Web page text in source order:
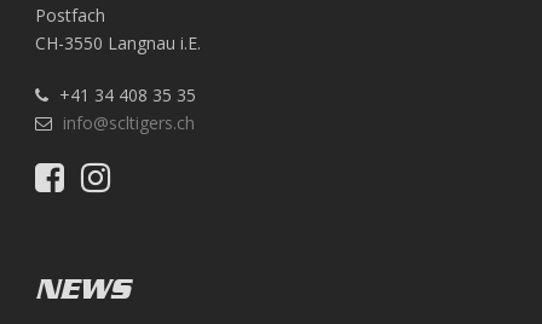
Postfach
CH-3550 Langnau i.E.
+41 34 408 35 35
info@scltigers.ch
NEWS